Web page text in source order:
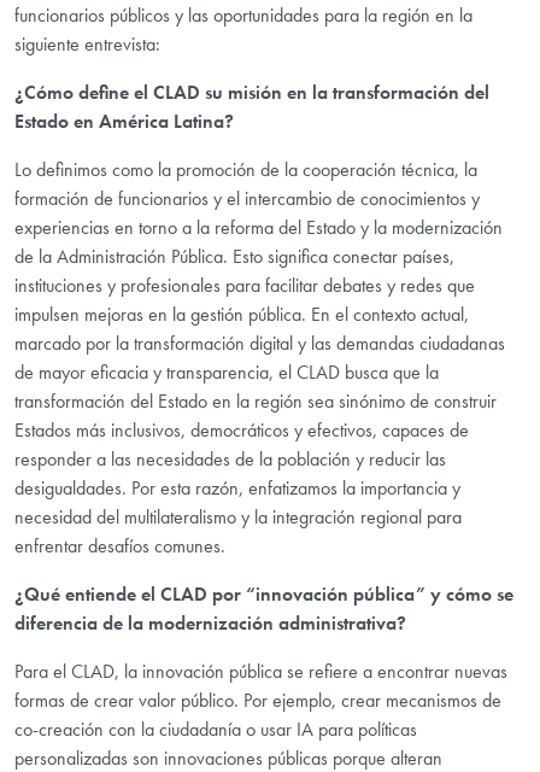
funcionarios públicos y las oportunidades para la región en la
siguiente entrevista:
¿Cómo define el CLAD su misión en la transformación del
Estado en América Latina?
Lo definimos como la promoción de la cooperación técnica, la
formación de funcionarios y el intercambio de conocimientos y
experiencias en torno a la reforma del Estado y la modernización
de la Administración Pública. Esto significa conectar países,
instituciones y profesionales para facilitar debates y redes que
impulsen mejoras en la gestión pública. En el contexto actual,
marcado por la transformación digital y las demandas ciudadanas
de mayor eficacia y transparencia, el CLAD busca que la
transformación del Estado en la región sea sinónimo de construir
Estados más inclusivos, democráticos y efectivos, capaces de
responder a las necesidades de la población y reducir las
desigualdades. Por esta razón, enfatizamos la importancia y
necesidad del multilateralismo y la integración regional para
enfrentar desafíos comunes.
¿Qué entiende el CLAD por “innovación pública” y cómo se
diferencia de la modernización administrativa?
Para el CLAD, la innovación pública se refiere a encontrar nuevas
formas de crear valor público. Por ejemplo, crear mecanismos de
co-creación con la ciudadanía o usar IA para políticas
personalizadas son innovaciones públicas porque alteran